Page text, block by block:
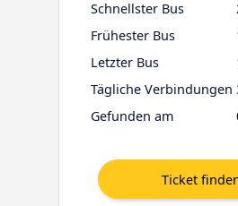
Schnellster Bus
Frühester Bus
Letzter Bus
Tägliche Verbindungen
Gefunden am